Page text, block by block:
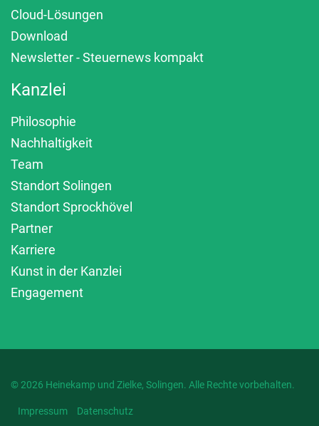
Cloud-Lösungen
Download
Newsletter - Steuernews kompakt
Kanzlei
Philosophie
Nachhaltigkeit
Team
Standort Solingen
Standort Sprockhövel
Partner
Karriere
Kunst in der Kanzlei
Engagement
© 2026 Heinekamp und Zielke, Solingen. Alle Rechte vorbehalten.
Impressum Datenschutz